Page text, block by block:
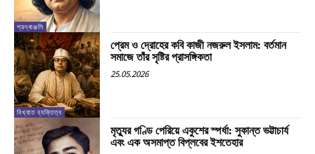
শ্রদ্ধাঞ্জলি
বিখ্যাত ব্যক্তিত্ব
প্রেম ও দ্রোহের কবি কাজী নজরুল ইসলাম: বর্তমান
সমাজে তাঁর সৃষ্টির প্রাসঙ্গিকতা
25.05.2026
মৃত্যুর গণ্ডি পেরিয়ে একুশের স্পর্ধা: সুকান্ত ভট্টাচার্য
এবং এক অসমাপ্ত বিপ্লবের ইশতেহার